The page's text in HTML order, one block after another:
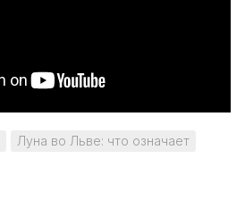
Луна во Льве: что означает